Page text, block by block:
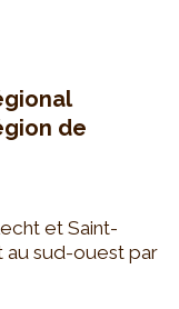
de
et Saint-
au sud-ouest par